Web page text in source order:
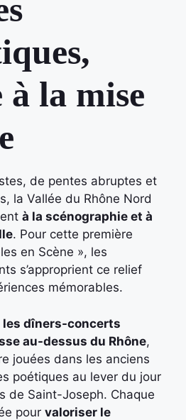
la mise
de pentes abruptes et
la Vallée du Rhône Nord
à la scénographie et à
. Pour cette première
en Scène », les
s’approprient ce relief
mémorables.
les dîners-concerts
au-dessus du Rhône,
jouées dans les anciens
poétiques au lever du jour
de Saint-Joseph. Chaque
pour valoriser le